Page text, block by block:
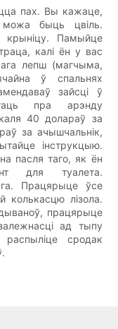
пах. Вы кажаце,
быць цвіль.
крыніцу. Памыйце
калі ён у вас
лепш (магчыма,
ў спальнях
зайсці ў
пра арэнду
40 долараў за
за ачышчальнік,
інструкцыю.
пасля таго, як ён
для туалета.
Працярыце ўсе
колькасцю лізола.
дываноў, працярыце
ад тыпу
сродак